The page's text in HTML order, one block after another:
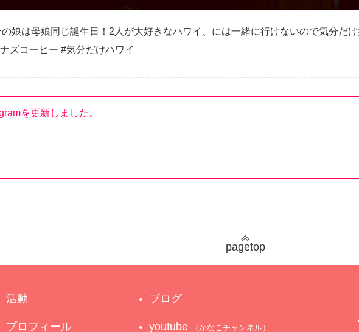
娘は母娘同じ誕生日！2人が大好きなハワイ、には一緒に行けないので気分だ
ズコーヒー #気分だけハワイ
を更新しました。
pagetop
活動
プロフィール
ブログ
youtube （かなこチャンネル）